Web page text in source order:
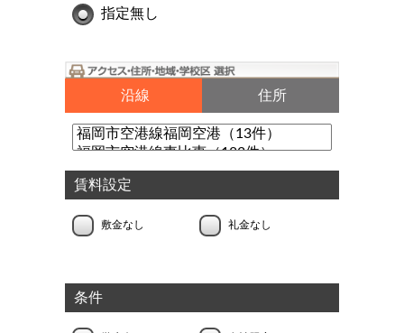
指定無し
沿線 住所
賃料設定
敷金なし 礼金なし
条件